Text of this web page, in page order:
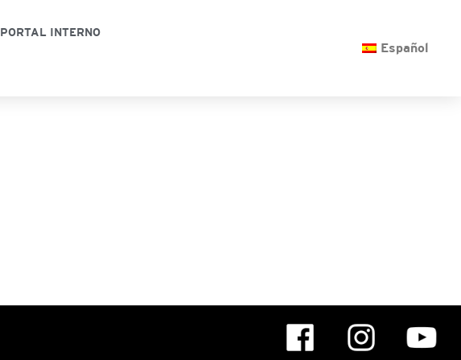
PORTAL INTERNO
Español